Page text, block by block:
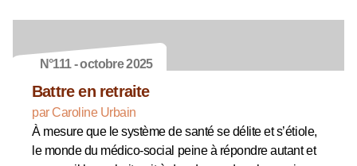
N°111 - octobre 2025
Battre en retraite
par Caroline Urbain
À mesure que le système de santé se délite et s’étiole,
le monde du médico-social peine à répondre autant et